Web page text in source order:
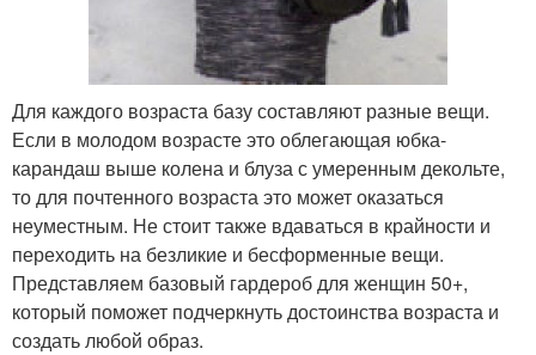
Для каждого возраста базу составляют разные вещи.
Если в молодом возрасте это облегающая юбка-
карандаш выше колена и блуза с умеренным декольте,
то для почтенного возраста это может оказаться
неуместным. Не стоит также вдаваться в крайности и
переходить на безликие и бесформенные вещи.
Представляем базовый гардероб для женщин 50+,
который поможет подчеркнуть достоинства возраста и
создать любой образ.